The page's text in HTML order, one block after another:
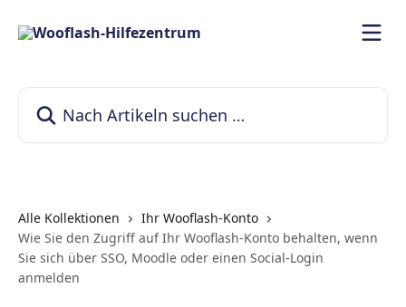
Alle Kollektionen
Ihr Wooflash-Konto
Wie Sie den Zugriff auf Ihr Wooflash-Konto behalten, wenn
Sie sich über SSO, Moodle oder einen Social-Login
anmelden